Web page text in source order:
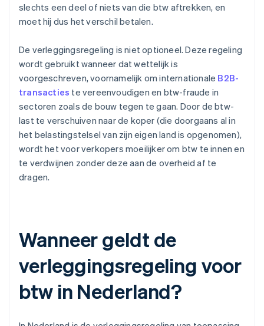
slechts een deel of niets van die btw aftrekken, en
moet hij dus het verschil betalen.
De verleggingsregeling is niet optioneel. Deze regeling
wordt gebruikt wanneer dat wettelijk is
voorgeschreven, voornamelijk om internationale B2B-
transacties te vereenvoudigen en btw-fraude in
sectoren zoals de bouw tegen te gaan. Door de btw-
last te verschuiven naar de koper (die doorgaans al in
het belastingstelsel van zijn eigen land is opgenomen),
wordt het voor verkopers moeilijker om btw te innen en
te verdwijnen zonder deze aan de overheid af te
dragen.
Wanneer geldt de
verleggingsregeling voor
btw in Nederland?